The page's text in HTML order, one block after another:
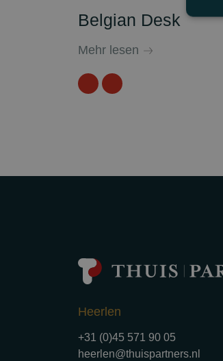
Previous
Belgian Desk
Mehr lesen
Heerlen
+31 (0)45 571 90 05
heerlen@thuispartners.nl